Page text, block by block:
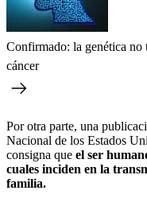
Confirmado: la genética no
cáncer
Por otra parte, una
Nacional de los Estados
consigna que el ser
cuales inciden en la
familia.